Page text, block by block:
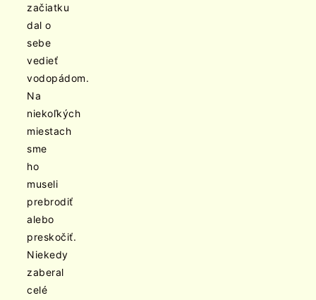
začiatku
dal o
sebe
vedieť
vodopádom.
Na
niekoľkých
miestach
sme
ho
museli
prebrodiť
alebo
preskočiť.
Niekedy
zaberal
celé